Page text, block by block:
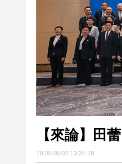
破
廣
九龍
投資
深化
【來論】田
2026-06-02 13:28:38